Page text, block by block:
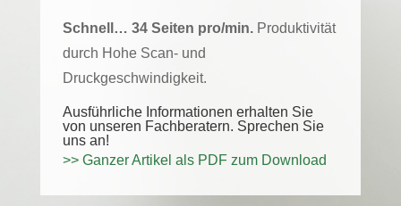
Schnell… 34 Seiten pro/min.Produktivität
durch Hohe Scan- und
Druckgeschwindigkeit.
Ausführliche Informationen erhalten Sie
von unseren Fachberatern. Sprechen Sie
uns an!
>> Ganzer Artikel als PDF zum Download